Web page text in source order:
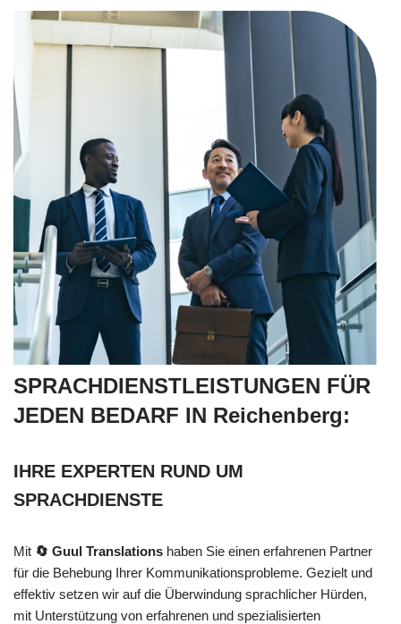
SPRACHDIENSTLEISTUNGEN FÜR
JEDEN BEDARF IN Reichenberg:
IHRE EXPERTEN RUND UM
SPRACHDIENSTE
Mit 🔄 Guul Translations haben Sie einen erfahrenen Partner
für die Behebung Ihrer Kommunikationsprobleme. Gezielt und
effektiv setzen wir auf die Überwindung sprachlicher Hürden,
mit Unterstützung von erfahrenen und spezialisierten